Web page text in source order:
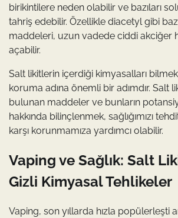
birikintilere neden olabilir ve bazıları
tahriş edebilir. Özellikle diacetyl gibi
maddeleri, uzun vadede ciddi akciğer
açabilir.
Salt likitlerin içerdiği kimyasalları bilmek,
koruma adına önemli bir adımdır. Salt
bulunan maddeler ve bunların
hakkında bilinçlenmek, sağlığımızı
karşı korunmamıza yardımcı olabilir.
Vaping ve Sağlık: Salt
Gizli Kimyasal Tehlikeler
Vaping, son yıllarda hızla popülerleşti